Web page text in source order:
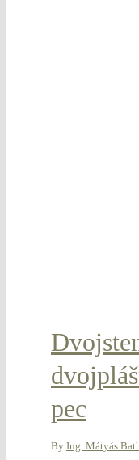
pec
By Ing. Mátyás